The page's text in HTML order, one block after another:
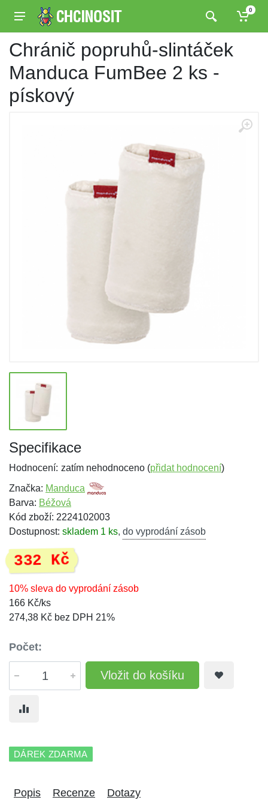
0
Chránič popruhů-slintáček
Manduca FumBee 2 ks -
pískový
Specifikace
Hodnocení: zatím nehodnoceno (přidat hodnocení)
Značka: Manduca
Barva: Béžová
Kód zboží: 2224102003
Dostupnost: skladem 1 ks, do vyprodání zásob
332 Kč
10% sleva do vyprodání zásob
166 Kč/ks
274,38 Kč bez DPH 21%
Počet:
Vložit do košíku
DÁREK ZDARMA
Popis Recenze Dotazy